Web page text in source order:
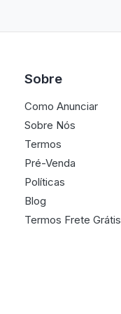
Sobre
Como Anunciar
Sobre Nós
Termos
Pré-Venda
Políticas
Blog
Termos Frete Grátis